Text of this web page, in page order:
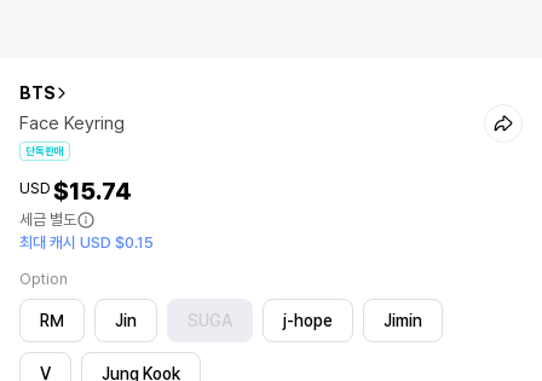
BTS
Face Keyring
단독판매
USD $15.74
세금 별도
최대 캐시 USD $0.15
Option
RM Jin SUGA j-hope Jimin
V Jung Kook